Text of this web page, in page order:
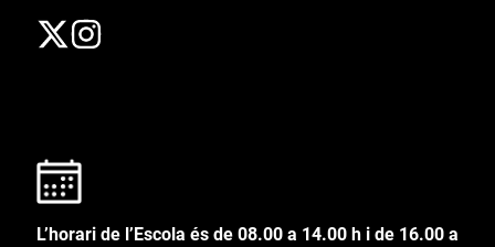
L’horari de l’Escola és de 08.00 a 14.00 h i de 16.00 a